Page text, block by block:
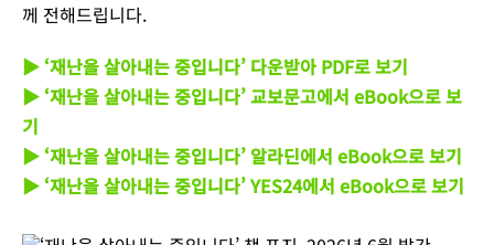
께 전해드립니다.
▶ ‘재난을 살아내는 중입니다’ 다운받아 PDF로 보기
▶ ‘재난을 살아내는 중입니다’ 교보문고에서 eBook으로 보
기
▶ ‘재난을 살아내는 중입니다’ 알라딘에서 eBook으로 보기
▶ ‘재난을 살아내는 중입니다’ YES24에서 eBook으로 보기